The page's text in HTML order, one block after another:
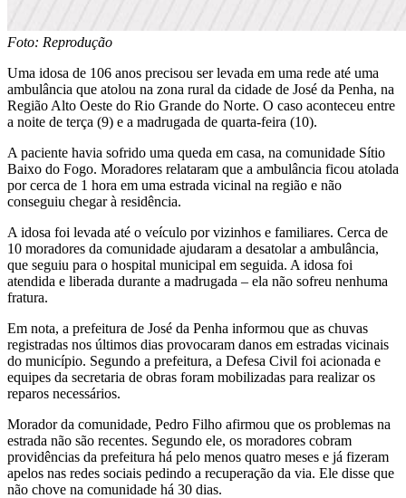
Foto: Reprodução
Uma idosa de 106 anos precisou ser levada em uma rede até uma
ambulância que atolou na zona rural da cidade de José da Penha, na
Região Alto Oeste do Rio Grande do Norte. O caso aconteceu entre
a noite de terça (9) e a madrugada de quarta-feira (10).
A paciente havia sofrido uma queda em casa, na comunidade Sítio
Baixo do Fogo. Moradores relataram que a ambulância ficou atolada
por cerca de 1 hora em uma estrada vicinal na região e não
conseguiu chegar à residência.
A idosa foi levada até o veículo por vizinhos e familiares. Cerca de
10 moradores da comunidade ajudaram a desatolar a ambulância,
que seguiu para o hospital municipal em seguida. A idosa foi
atendida e liberada durante a madrugada – ela não sofreu nenhuma
fratura.
Em nota, a prefeitura de José da Penha informou que as chuvas
registradas nos últimos dias provocaram danos em estradas vicinais
do município. Segundo a prefeitura, a Defesa Civil foi acionada e
equipes da secretaria de obras foram mobilizadas para realizar os
reparos necessários.
Morador da comunidade, Pedro Filho afirmou que os problemas na
estrada não são recentes. Segundo ele, os moradores cobram
providências da prefeitura há pelo menos quatro meses e já fizeram
apelos nas redes sociais pedindo a recuperação da via. Ele disse que
não chove na comunidade há 30 dias.